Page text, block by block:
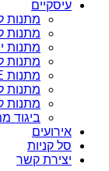
עיסקיים
מתנות
מתנות
מתנות
מתנות
מתנות WELCOME לעובדים
מתנות
מתנות
ביגוד
אירועים
סל קניות
יצירת קשר